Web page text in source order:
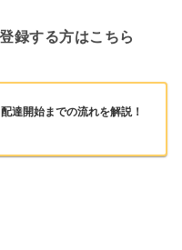
録する方はこちら
達開始までの流れを解説！